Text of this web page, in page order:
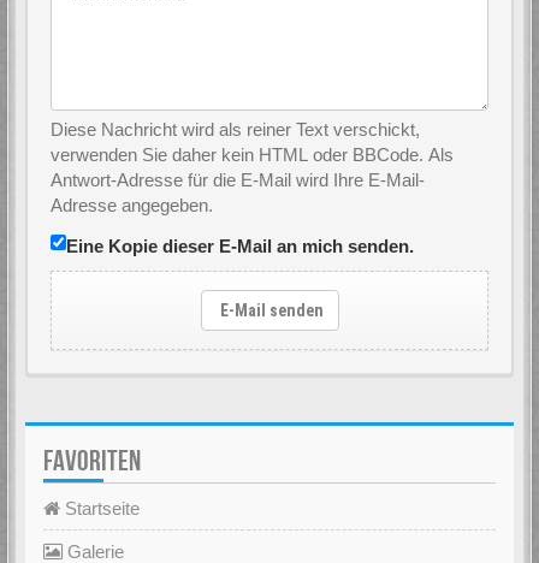
Diese Nachricht wird als reiner Text verschickt,
verwenden Sie daher kein HTML oder BBCode. Als
Antwort-Adresse für die E-Mail wird Ihre E-Mail-
Adresse angegeben.
Eine Kopie dieser E-Mail an mich senden.
E-Mail senden
FAVORITEN
Startseite
Galerie